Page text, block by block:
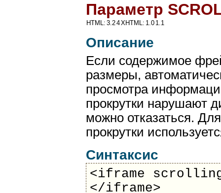
Параметр
HTML: 3.24XHTML: 1.0 1.1
Описание
Если содержимое
размеры,
просмотра
прокрутки нарушают
можно отказаться.
прокрутки
Синтаксис
<iframe
</iframe>